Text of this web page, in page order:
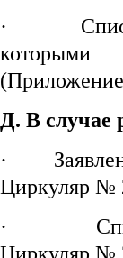
·
которыми
Д. В случае
·
Циркуляр №
·